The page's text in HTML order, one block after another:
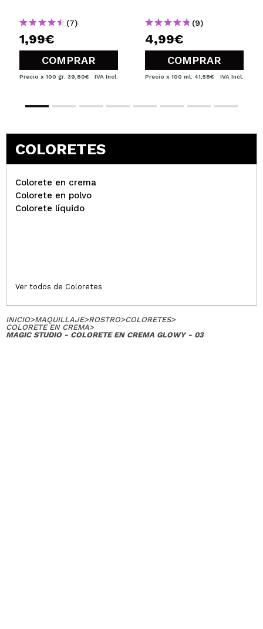
(7)
1,99€
COMPRAR
Precio x 100 gr: 39,80€ IVA Incl.
(9)
4,99€
COMPRAR
Precio x 100 ml: 41,58€ IVA Incl.
COLORETES
Colorete en crema
Colorete en polvo
Colorete líquido
Ver todos de Coloretes
INICIO>MAQUILLAJE>ROSTRO>COLORETES>
COLORETE EN CREMA>
MAGIC STUDIO - COLORETE EN CREMA GLOWY - 03